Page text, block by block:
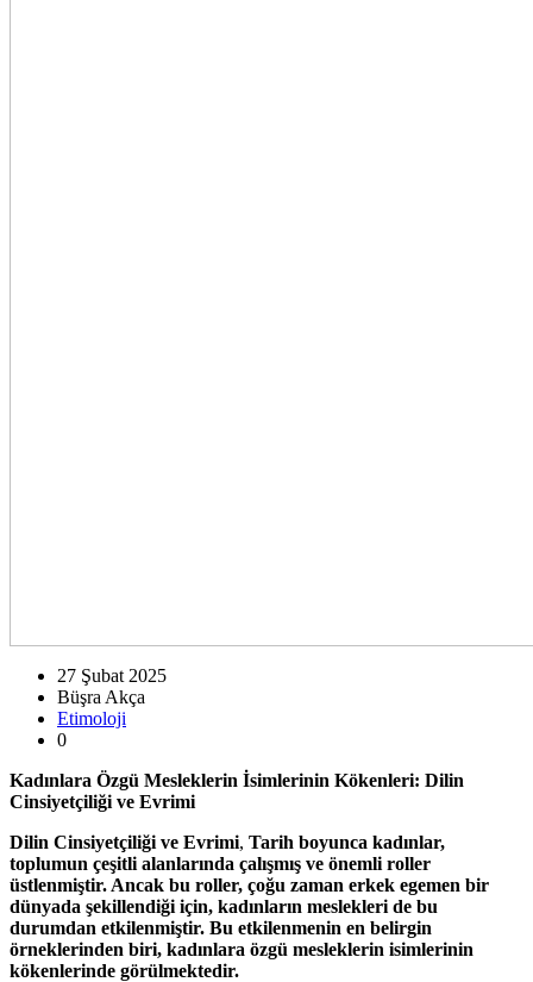
27 Şubat 2025
Büşra Akça
Etimoloji
0
Kadınlara Özgü Mesleklerin İsimlerinin Kökenleri: Dilin
Cinsiyetçiliği ve Evrimi
Dilin Cinsiyetçiliği ve Evrimi, Tarih boyunca kadınlar,
toplumun çeşitli alanlarında çalışmış ve önemli roller
üstlenmiştir. Ancak bu roller, çoğu zaman erkek egemen bir
dünyada şekillendiği için, kadınların meslekleri de bu
durumdan etkilenmiştir. Bu etkilenmenin en belirgin
örneklerinden biri, kadınlara özgü mesleklerin isimlerinin
kökenlerinde görülmektedir.